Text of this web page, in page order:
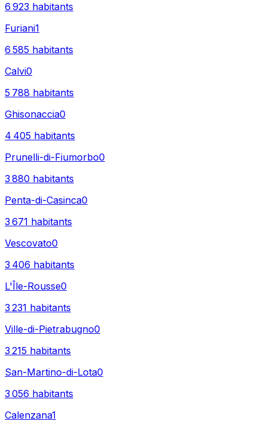
6 923 habitants
Furiani1
6 585 habitants
Calvi0
5 788 habitants
Ghisonaccia0
4 405 habitants
Prunelli-di-Fiumorbo0
3 880 habitants
Penta-di-Casinca0
3 671 habitants
Vescovato0
3 406 habitants
L'Île-Rousse0
3 231 habitants
Ville-di-Pietrabugno0
3 215 habitants
San-Martino-di-Lota0
3 056 habitants
Calenzana1